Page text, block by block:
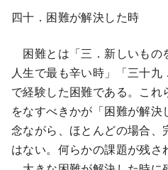
四十．困難が解決した時
困難とは「三．新しいもの
人生で最も辛い時」「三十九
で経験した困難である。こ
をなすべきかが「困難が解
念ながら、ほとんどの場合、
はない。何らかの課題が残さ